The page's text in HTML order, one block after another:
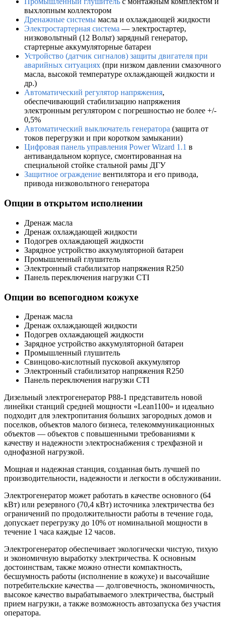
выхлопным коллектором
Дренажные системы масла и охлаждающей жидкости
Электростартерная система — электростартер,
низковольтный (12 Вольт) зарядный генератор,
стартерные аккумуляторные батареи
Устройство (датчик сигналов) защиты двигателя при
аварийных ситуациях (при низком давлении смазочного
масла, высокой температуре охлаждающей жидкости и
др.)
Автоматический регулятор напряжения,
обеспечивающий стабилизацию напряжения
электронным регулятором с погрешностью не более +/-
0,5%
Автоматический выключатель генератора (защита от
токов перегрузки и при коротком замыкании)
Цифровая панель управления Power Wizard 1.1 в
антивандальном корпусе, смонтированная на
специальной стойке стальной рамы ДГУ
Защитное ограждение вентилятора и его привода,
привода низковольтного генератора
Опции в открытом исполнении
Дренаж масла
Дренаж охлаждающей жидкости
Подогрев охлаждающей жидкости
Зарядное устройство аккумуляторной батареи
Промышленный глушитель
Электронный стабилизатор напряжения R250
Панель переключения нагрузки CTI
Опции во всепогодном кожухе
Дренаж масла
Дренаж охлаждающей жидкости
Подогрев охлаждающей жидкости
Зарядное устройство аккумуляторной батареи
Промышленный глушитель
Свинцово-кислотный пусковой аккумулятор
Электронный стабилизатор напряжения R250
Панель переключения нагрузки CTI
Дизельный электрогенератор P88-1 представитель новой
линейки станций средней мощности «Lean1100» и идеально
подходит для электропитания больших загородных домов и
поселков, объектов малого бизнеса, телекоммуникационных
объектов — объектов с повышенными требованиями к
качеству и надежности электроснабжения с трехфазной и
однофазной нагрузкой.
Мощная и надежная станция, созданная быть лучшей по
производительности, надежности и легкости в обслуживании.
Электрогенератор может работать в качестве основного (64
кВт) или резервного (70,4 кВт) источника электричества без
ограничений по продолжительности работы в течение года,
допускает перегрузку до 10% от номинальной мощности в
течение 1 часа каждые 12 часов.
Электрогенератор обеспечивает экологически чистую, тихую
и экономичную выработку электричества. К основным
достоинствам, также можно отнести компактность,
бесшумность работы (исполнение в кожухе) и высочайшие
потребительские качества — долговечность, экономичность,
высокое качество вырабатываемого электричества, быстрый
прием нагрузки, а также возможность автозапуска без участия
оператора.